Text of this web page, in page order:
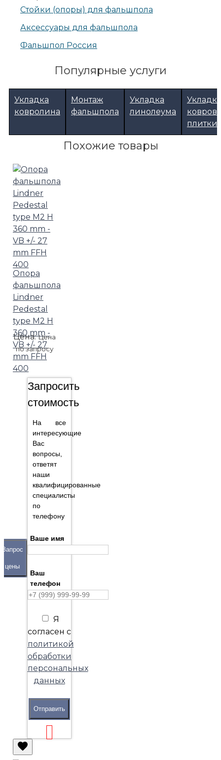
Стойки (опоры) для фальшпола
Аксессуары для фальшпола
Фальшпол Россия
Популярные услуги
Укладка
ковролина
Монтаж
фальшпола
Укладка
линолеума
Укладка
плитки
Похожие товары
Опора
фальшпола
Lindner
Pedestal
type M2 H
360 mm -
VB +/- 27
mm FFH
400
Цена:Цена
по запросу
Запрос
цены
Запросить
стоимость
На все
интересующие
Вас
вопросы,
ответят
наши
квалифицированные
специалисты
по
телефону
Ваше имя
Ваш
телефон
Я
согласен с
политикой
обработки
персональных
данных
Отправить